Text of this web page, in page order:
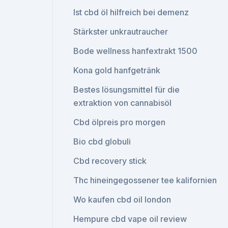
Ist cbd öl hilfreich bei demenz
Stärkster unkrautraucher
Bode wellness hanfextrakt 1500
Kona gold hanfgetränk
Bestes lösungsmittel für die
extraktion von cannabisöl
Cbd ölpreis pro morgen
Bio cbd globuli
Cbd recovery stick
Thc hineingegossener tee kalifornien
Wo kaufen cbd oil london
Hempure cbd vape oil review